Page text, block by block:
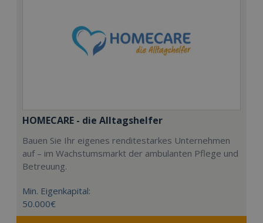
HOMECARE - die Alltagshelfer
Bauen Sie Ihr eigenes renditestarkes Unternehmen
auf – im Wachstumsmarkt der ambulanten Pflege und
Betreuung.
Min. Eigenkapital:
50.000€